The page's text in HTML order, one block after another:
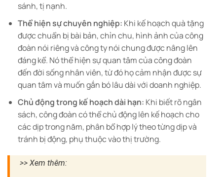
sánh, tị nạnh.
Thể hiện sự chuyên nghiệp: Khi kế hoạch quà tặng
được chuẩn bị bài bản, chỉn chu, hình ảnh của công
đoàn nói riêng và công ty nói chung được nâng lên
đáng kể. Nó thể hiện sự quan tâm của công đoàn
đến đời sống nhân viên, từ đó họ cảm nhận được sự
quan tâm và muốn gắn bó lâu dài với doanh nghiệp.
Chủ động trong kế hoạch dài hạn: Khi biết rõ ngân
sách, công đoàn có thể chủ động lên kế hoạch cho
các dịp trong năm, phân bổ hợp lý theo từng dịp và
tránh bị động, phụ thuộc vào thị trường.
>> Xem thêm: